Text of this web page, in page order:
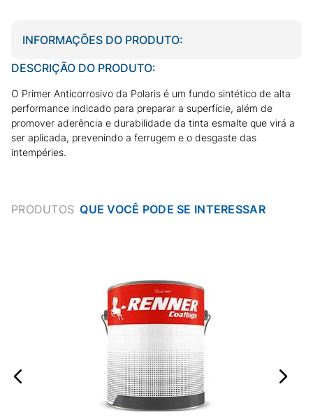
INFORMAÇÕES DO PRODUTO:
DESCRIÇÃO DO PRODUTO:
O Primer Anticorrosivo da Polaris é um fundo sintético de alta
performance indicado para preparar a superfície, além de
promover aderência e durabilidade da tinta esmalte que virá a
ser aplicada, prevenindo a ferrugem e o desgaste das
intempéries.
PRODUTOS